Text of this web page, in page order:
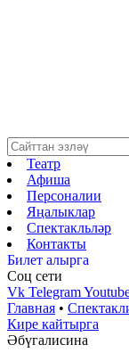
Театр
Афиша
Персоналии
Яңалыклар
Спектакльләр
Контакты
Билет алырга
Соц cети
Vk Telegram
Главная •
Кире кайтырга
Әбүгалисина